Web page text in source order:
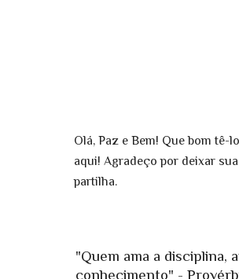
Olá, Paz e Bem! Que bom tê-
aqui! Agradeço por deixar sua
partilha.
"Quem ama a disciplina,
conhecimento" -